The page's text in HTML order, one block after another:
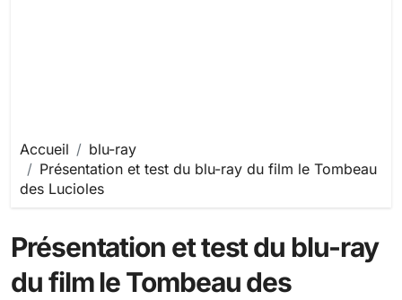
Accueil
blu-ray
Présentation et test du blu-ray du film le Tombeau
des Lucioles
Présentation et test du blu-ray
du film le Tombeau des